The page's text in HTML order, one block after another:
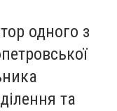
одного з
та